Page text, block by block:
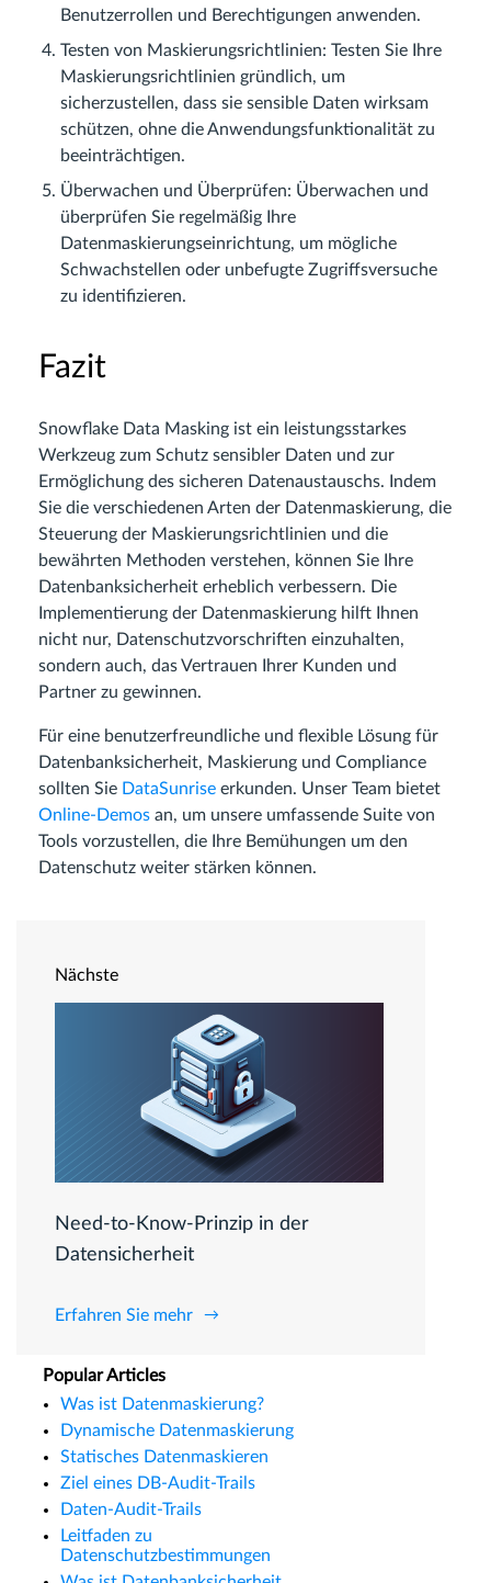
Benutzerrollen und Berechtigungen anwenden.
Testen von Maskierungsrichtlinien: Testen Sie Ihre
Maskierungsrichtlinien gründlich, um
sicherzustellen, dass sie sensible Daten wirksam
schützen, ohne die Anwendungsfunktionalität zu
beeinträchtigen.
Überwachen und Überprüfen: Überwachen und
überprüfen Sie regelmäßig Ihre
Datenmaskierungseinrichtung, um mögliche
Schwachstellen oder unbefugte Zugriffsversuche
zu identifizieren.
Fazit
Snowflake Data Masking ist ein leistungsstarkes
Werkzeug zum Schutz sensibler Daten und zur
Ermöglichung des sicheren Datenaustauschs. Indem
Sie die verschiedenen Arten der Datenmaskierung, die
Steuerung der Maskierungsrichtlinien und die
bewährten Methoden verstehen, können Sie Ihre
Datenbanksicherheit erheblich verbessern. Die
Implementierung der Datenmaskierung hilft Ihnen
nicht nur, Datenschutzvorschriften einzuhalten,
sondern auch, das Vertrauen Ihrer Kunden und
Partner zu gewinnen.
Für eine benutzerfreundliche und flexible Lösung für
Datenbanksicherheit, Maskierung und Compliance
sollten Sie DataSunrise erkunden. Unser Team bietet
Online-Demos an, um unsere umfassende Suite von
Tools vorzustellen, die Ihre Bemühungen um den
Datenschutz weiter stärken können.
Nächste
Need-to-Know-Prinzip in der
Datensicherheit
Erfahren Sie mehr
Popular Articles
Was ist Datenmaskierung?
Dynamische Datenmaskierung
Statisches Datenmaskieren
Ziel eines DB-Audit-Trails
Daten-Audit-Trails
Leitfaden zu
Datenschutzbestimmungen